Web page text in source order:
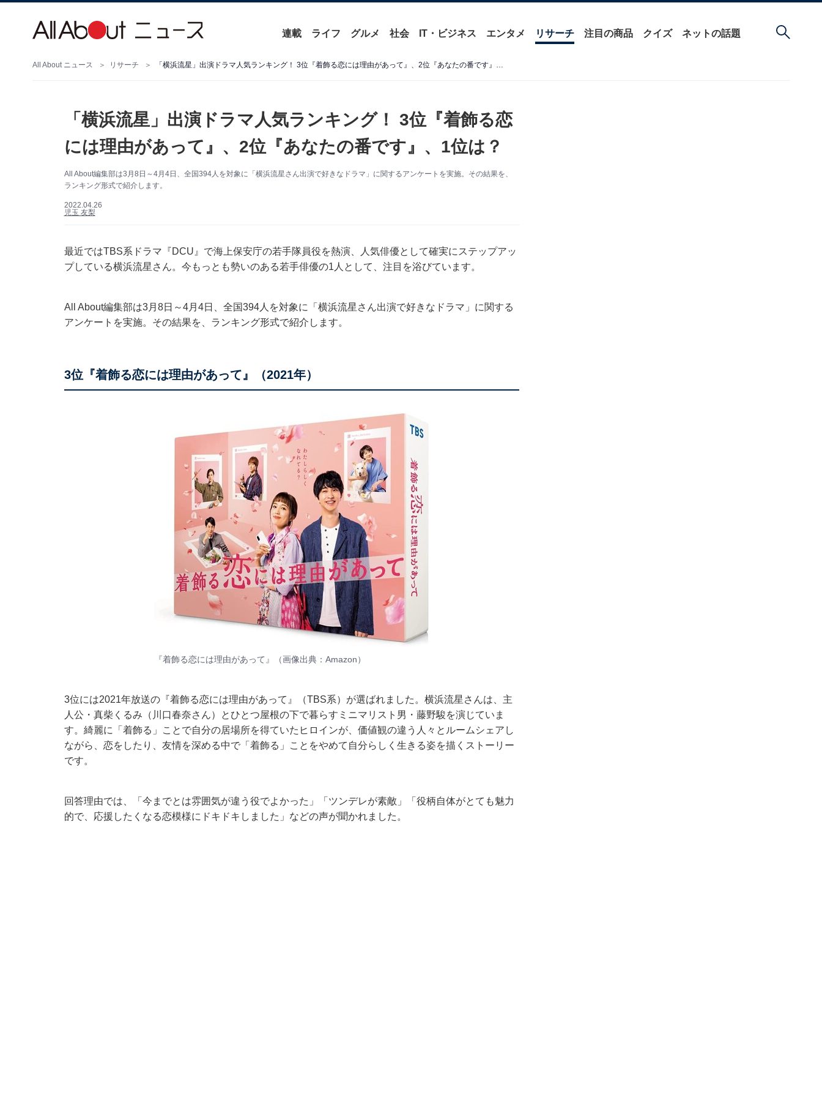
連載 ライフ グルメ 社会 IT・ビジネス エンタメ リサーチ 注目の商品 クイズ ネットの話題
All About ニュース リサーチ 「横浜流星」出演ドラマ人気ランキング！ 3位『着飾る恋には理由があって』、2位『あなたの番です』、1位は？
「横浜流星」出演ドラマ人気ランキング！ 3位『着飾る恋
には理由があって』、2位『あなたの番です』、1位は？
All About編集部は3月8日～4月4日、全国394人を対象に「横浜流星さん出演で好きなドラマ」に関するアンケートを実施。その結果を、
ランキング形式で紹介します。
2022.04.26
児玉 友梨
最近ではTBS系ドラマ『DCU』で海上保安庁の若手隊員役を熱演、人気俳優として確実にステップアッ
プしている横浜流星さん。今もっとも勢いのある若手俳優の1人として、注目を浴びています。
All About編集部は3月8日～4月4日、全国394人を対象に「横浜流星さん出演で好きなドラマ」に関する
アンケートを実施。その結果を、ランキング形式で紹介します。
3位『着飾る恋には理由があって』（2021年）
『着飾る恋には理由があって』（画像出典： Amazon）
3位には2021年放送の『着飾る恋には理由があって』（TBS系）が選ばれました。横浜流星さんは、主
人公・真柴くるみ（川口春奈さん）とひとつ屋根の下で暮らすミニマリスト男・藤野駿を演じていま
す。綺麗に「着飾る」ことで自分の居場所を得ていたヒロインが、価値観の違う人々とルームシェアし
ながら、恋をしたり、友情を深める中で「着飾る」ことをやめて自分らしく生きる姿を描くストーリー
です。
回答理由では、「今までとは雰囲気が違う役でよかった」「ツンデレが素敵」「役柄自体がとても魅力
的で、応援したくなる恋模様にドキドキしました」などの声が聞かれました。